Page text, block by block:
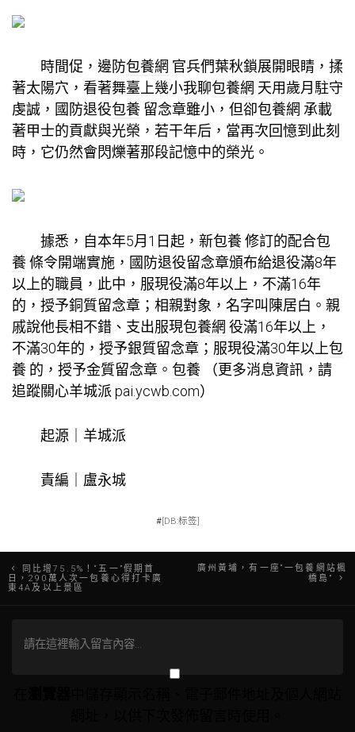
時間促，邊防包養網 官兵們葉秋鎖展開眼睛，揉
著太陽穴，看著舞臺上幾小我聊包養網 天用歲月駐守
虔誠，國防退役包養 留念章雖小，但卻包養網 承載
著甲士的貢獻與光榮，若干年后，當再次回憶到此刻
時，它仍然會閃爍著那段記憶中的榮光。
據悉，自本年5月1日起，新包養修訂的配合包
養條令開端實施，國防退役留念章頒布給退役滿8年
以上的職員，此中，服現役滿8年以上，不滿16年
的，授予銅質留念章；相親對象，名字叫陳居白。親
戚說他長相不錯、支出服現包養網 役滿16年以上，
不滿30年的，授予銀質留念章；服現役滿30年以上包
養 的，授予金質留念章。 包養 （更多消息資訊，請
追蹤關心羊城派 pai.ycwb.com）
起源｜羊城派
責編｜盧永城
#[DB:标签]
文
章
導
同比增75.5%！“五一”假期首
日，290萬人次一包養心得打卡廣
東4A及以上景區
廣州黃埔，有一座“一包養網站楓
橋島”